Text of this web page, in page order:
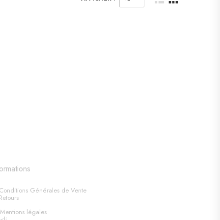
Conditions Générales de Vente
Retours
Mentions légales